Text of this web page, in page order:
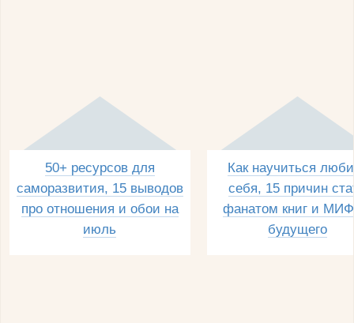
50+ ресурсов для
саморазвития, 15 выводов
про отношения и обои на
июль
Как научиться
себя, 15 причин
фанатом книг и
будущего